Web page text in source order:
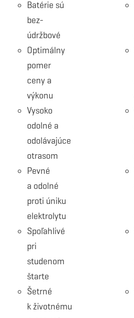
Batérie sú
bez-
údržbové
Optimálny
pomer
ceny a
výkonu
Vysoko
odolné a
odolávajúce
otrasom
Pevné
a odolné
proti úniku
elektrolytu
Spoľahlivé
pri
studenom
štarte
Šetrné
k životnému